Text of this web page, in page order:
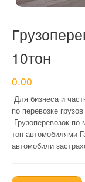
10тон
0.00
Для бизнеса и
по перевозке
Грузоперевозок
тон автомобилями
автомобили